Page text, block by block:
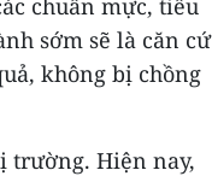
chuẩn mực, tiêu
sớm sẽ là căn cứ
không bị chồng
trường. Hiện nay,